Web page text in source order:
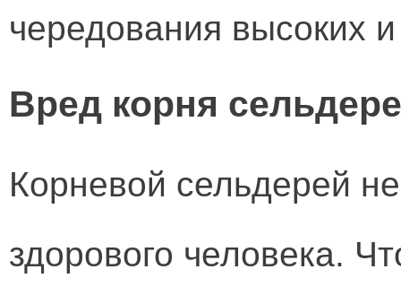
чередования высоких
Вред корня
Корневой сельдерей
здорового человека.